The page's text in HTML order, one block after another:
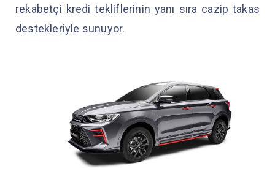
rekabetçi kredi tekliflerinin yanı sıra cazip takas
destekleriyle sunuyor.